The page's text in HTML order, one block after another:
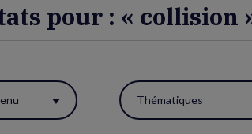
pour : « collision
Thématiques